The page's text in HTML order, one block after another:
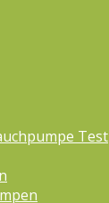
Test